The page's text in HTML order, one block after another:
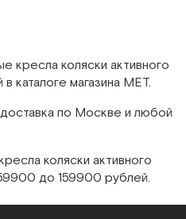
поступлении
кресла коляски активного
каталоге магазина МЕТ.
по Москве и любой
коляски активного
до 159900 рублей.